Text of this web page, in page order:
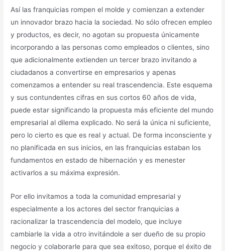
Así las franquicias rompen el molde y comienzan a extender
un innovador brazo hacia la sociedad. No sólo ofrecen empleo
y productos, es decir, no agotan su propuesta únicamente
incorporando a las personas como empleados o clientes, sino
que adicionalmente extienden un tercer brazo invitando a
ciudadanos a convertirse en empresarios y apenas
comenzamos a entender su real trascendencia. Este esquema
y sus contundentes cifras en sus cortos 60 años de vida,
puede estar significando la propuesta más eficiente del mundo
empresarial al dilema explicado. No será la única ni suficiente,
pero lo cierto es que es real y actual. De forma inconsciente y
no planificada en sus inicios, en las franquicias estaban los
fundamentos en estado de hibernación y es menester
activarlos a su máxima expresión.
Por ello invitamos a toda la comunidad empresarial y
especialmente a los actores del sector franquicias a
racionalizar la trascendencia del modelo, que incluye
cambiarle la vida a otro invitándole a ser dueño de su propio
negocio y colaborarle para que sea exitoso, porque el éxito de